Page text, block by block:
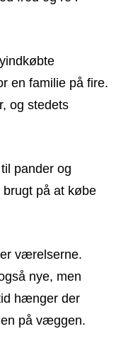
en familie på fire.
og stedets
pander og
på at købe
værelserne.
nye, men
hænger der
på væggen.